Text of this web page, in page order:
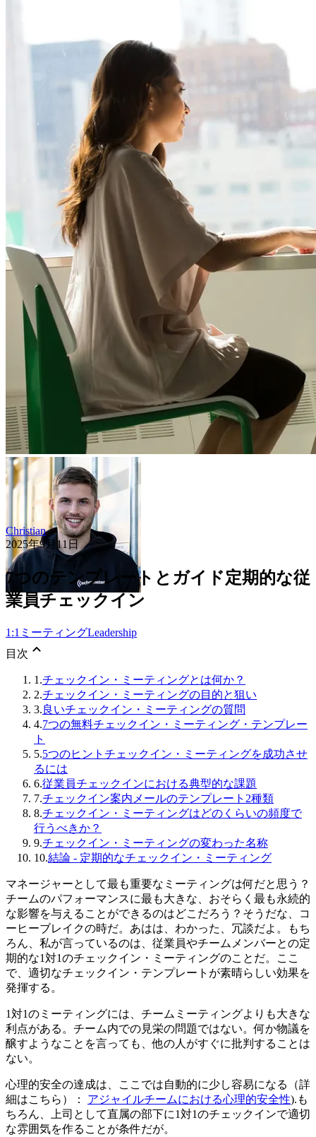
Christian
2025年9月11日
7つのテンプレートとガイド定期的な従
業員チェックイン
1:1ミーティングLeadership
目次
1.チェックイン・ミーティングとは何か？
2.チェックイン・ミーティングの目的と狙い
3.良いチェックイン・ミーティングの質問
4.7つの無料チェックイン・ミーティング・テンプレー
ト
5.5つのヒントチェックイン・ミーティングを成功させ
るには
6.従業員チェックインにおける典型的な課題
7.チェックイン案内メールのテンプレート2種類
8.チェックイン・ミーティングはどのくらいの頻度で
行うべきか？
9.チェックイン・ミーティングの変わった名称
10.結論 - 定期的なチェックイン・ミーティング
マネージャーとして最も重要なミーティングは何だと思う？
チームのパフォーマンスに最も大きな、おそらく最も永続的
な影響を与えることができるのはどこだろう？そうだな、コ
ーヒーブレイクの時だ。あはは、わかった、冗談だよ。もち
ろん、私が言っているのは、従業員やチームメンバーとの定
期的な1対1のチェックイン・ミーティングのことだ。ここ
で、適切なチェックイン・テンプレートが素晴らしい効果を
発揮する。
1対1のミーティングには、チームミーティングよりも大きな
利点がある。チーム内での見栄の問題ではない。何か物議を
醸すようなことを言っても、他の人がすぐに批判することは
ない。
心理的安全の達成は、ここでは自動的に少し容易になる（詳
細はこちら）： アジャイルチームにおける心理的安全性).も
ちろん、上司として直属の部下に1対1のチェックインで適切
な雰囲気を作ることが条件だが。